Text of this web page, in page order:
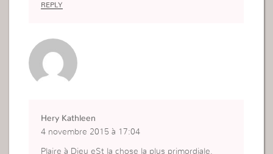
REPLY
Hery Kathleen
4 novembre 2015 à 17:04
Plaire à Dieu eSt la chose la plus primordiale.